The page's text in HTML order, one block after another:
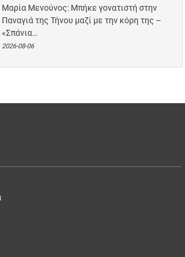
Μαρία Μενούνος: Μπήκε γονατιστή στην
Παναγιά της Τήνου μαζί με την κόρη της –
«Σπάνια…
2026-08-06